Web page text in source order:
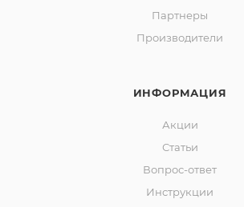
Партнеры
Производители
ИНФОРМАЦИЯ
Акции
Статьи
Вопрос-ответ
Инструкции